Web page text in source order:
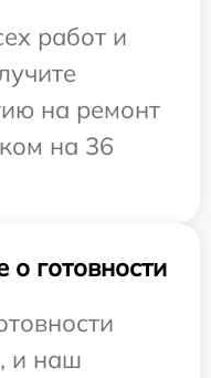
работ и
на ремонт
на 36
готовности
и наш